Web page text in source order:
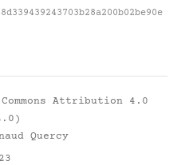
Attribution 4.0
Quercy